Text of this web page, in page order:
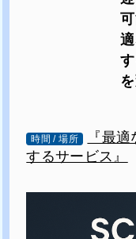
時間 / 場所
『最
するサービス』